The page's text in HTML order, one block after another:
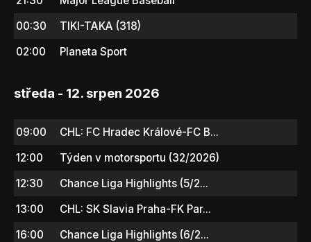
00:30
TIKI-TAKA (318)
02:00
Planeta Sport
středa - 12. srpen 2026
09:00
CHL: FC Hradec Králové-FC B...
12:00
Týden v motorsportu (32/2026)
12:30
Chance Liga Highlights (5/2...
13:00
CHL: SK Slavia Praha-FK Par...
16:00
Chance Liga Highlights (6/2...